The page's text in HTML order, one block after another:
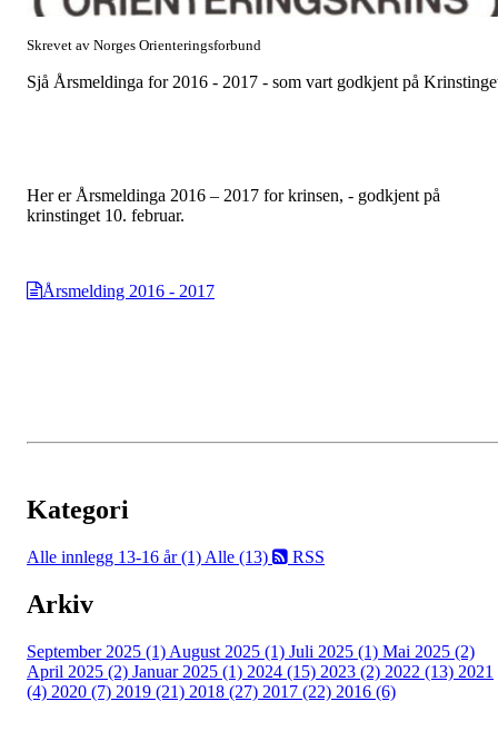
Skrevet av Norges Orienteringsforbund
Sjå Årsmeldinga for 2016 - 2017 - som vart godkjent på
Her er Årsmeldinga 2016 – 2017 for krinsen, - godkjent på
krinstinget 10. februar.
Årsmelding 2016 - 2017
Kategori
Alle innlegg 13-16 år (1) Alle (13) RSS
Arkiv
September 2025 (1) August 2025 (1) Juli 2025 (1) Mai 2025 (2)
April 2025 (2) Januar 2025 (1) 2024 (15) 2023 (2) 2022 (13) 2021
(4) 2020 (7) 2019 (21) 2018 (27) 2017 (22) 2016 (6)